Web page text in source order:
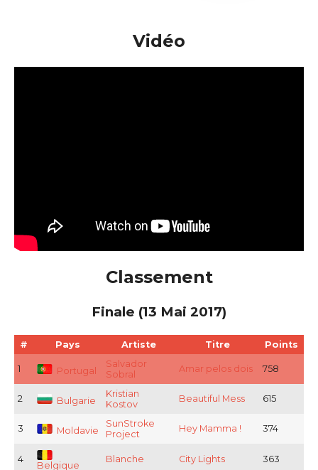
Vidéo
Classement
Finale (13 Mai 2017)
# Pays Artiste Titre Points
1 Portugal
Salvador
Sobral
Amar pelos dois 758
2 Bulgarie
Kristian
Kostov
Beautiful Mess 615
3 Moldavie
SunStroke
Project
Hey Mamma ! 374
4
Belgique
Blanche City Lights 363